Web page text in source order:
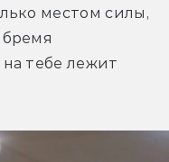
местом силы,
тебе лежит